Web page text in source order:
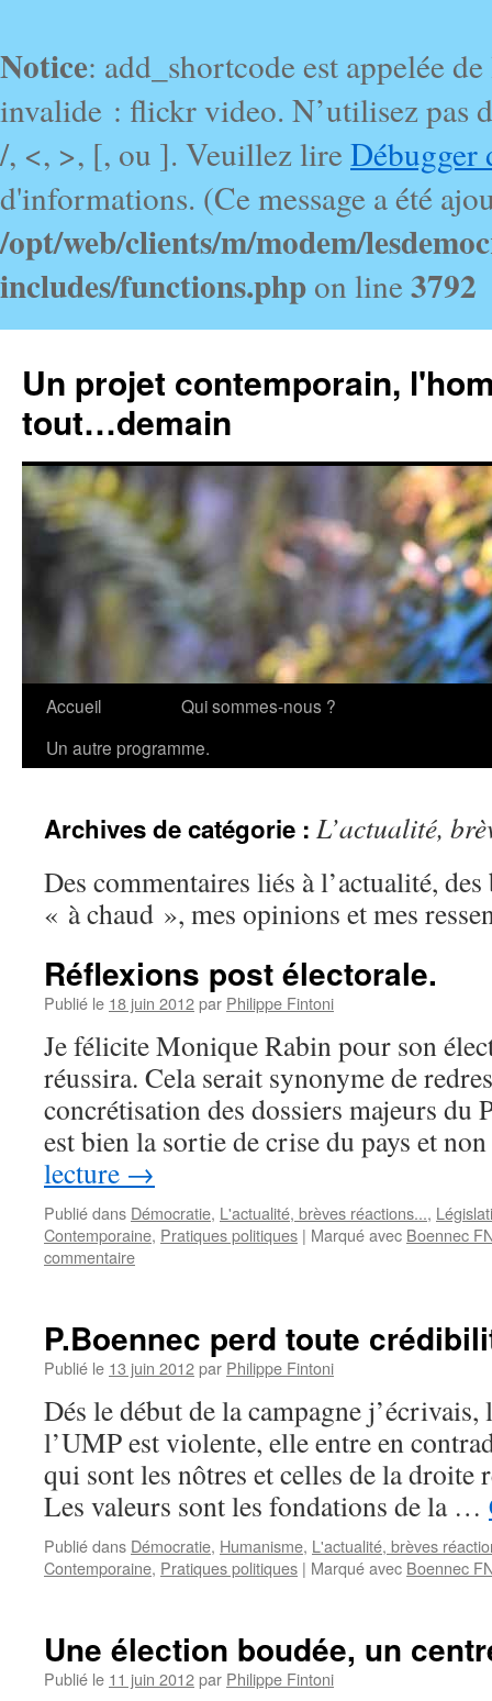
Notice: add_shortcode est appelée
invalide : flickr video. N’utilisez pas
/, <, >, [, ou ]. Veuillez lireDébugger
d'informations. (Ce message a été
/opt/web/clients/m/modem/
includes/functions.php on line3792
Un projet contemporain,
tout…demain
Aller
Accueil
Qui sommes-nous ?
Un autre programme.
Archives de catégorie : L’actualité,
Des commentaires liés à l’actualité,
« à chaud », mes opinions et mes
Réflexions post électorale.
Publié le 18 juin 2012par Philippe Fintoni
Je félicite Monique Rabin pour son
réussira. Cela serait synonyme de
concrétisation des dossiers majeurs du
est bien la sortie de crise du pays et
lecture →
Publié dans Démocratie, L'actualité, brèves réactions...,
Contemporaine, Pratiques politiques | Marqué avec Boennec
commentaire
P.Boennec perd toute
Publié le 13 juin 2012par Philippe Fintoni
Dés le début de la campagne
l’UMP est violente, elle entre en
qui sont les nôtres et celles de la droite
Les valeurs sont les fondations de la …
Publié dans Démocratie, Humanisme, L'actualité, brèves
Contemporaine, Pratiques politiques | Marqué avec Boennec
Une élection boudée, un
Publié le 11 juin 2012par Philippe Fintoni